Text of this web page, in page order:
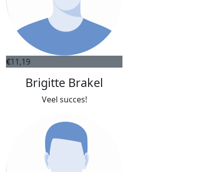
€11,19
Brigitte Brakel
Veel succes!